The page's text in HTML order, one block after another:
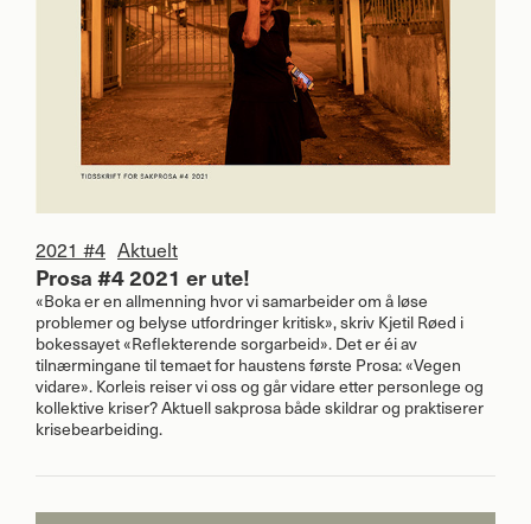
2021 #4 Aktuelt
Prosa #4 2021 er ute!
«Boka er en allmenning hvor vi samarbeider om å løse
problemer og belyse utfordringer kritisk», skriv Kjetil Røed i
bokessayet «Reflekterende sorgarbeid». Det er éi av
tilnærmingane til temaet for haustens første Prosa: «Vegen
vidare». Korleis reiser vi oss og går vidare etter personlege og
kollektive kriser? Aktuell sakprosa både skildrar og praktiserer
krisebearbeiding.